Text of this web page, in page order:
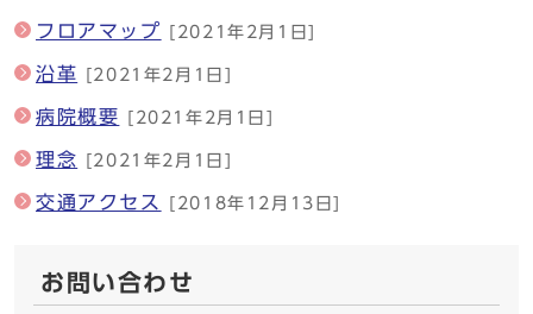
フロアマップ [2021年2月1日]
沿革 [2021年2月1日]
病院概要 [2021年2月1日]
理念 [2021年2月1日]
交通アクセス [2018年12月13日]
お問い合わせ